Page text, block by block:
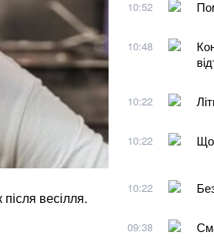
весілля.
10:52
10:48
10:22
10:22 Що
10:22
09:38